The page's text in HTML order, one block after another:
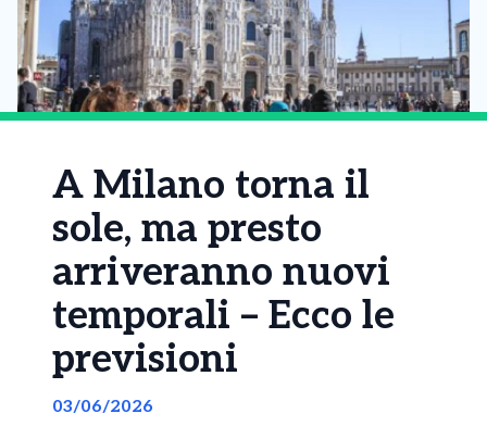
A Milano torna il
sole, ma presto
arriveranno nuovi
temporali – Ecco le
previsioni
03/06/2026